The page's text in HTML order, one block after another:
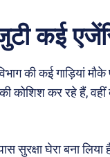
कई
की कई गाड़ियां
कोशिश कर रहे हैं, वहीं
घेरा बना